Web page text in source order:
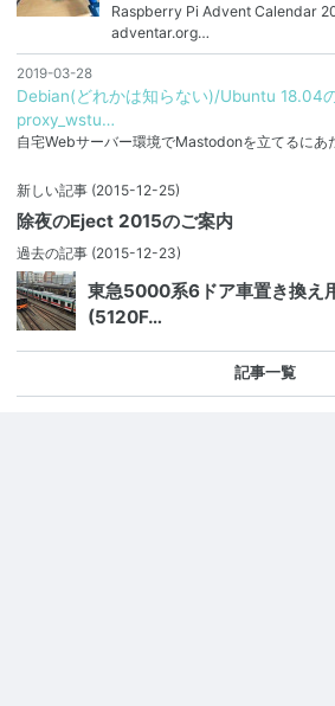
Raspberry Pi Advent Calendar
adventar.org…
2019-03-28
Debian(どれかは知らない)/Ubuntu 18.04
proxy_wstu…
自宅Webサーバー環境でMastodonを立てるに
新しい記事 (2015-12-25)
除夜のEject 2015のご案内
過去の記事 (2015-12-23)
東急5000系6ドア車置き換え
(5120F…
記事一覧